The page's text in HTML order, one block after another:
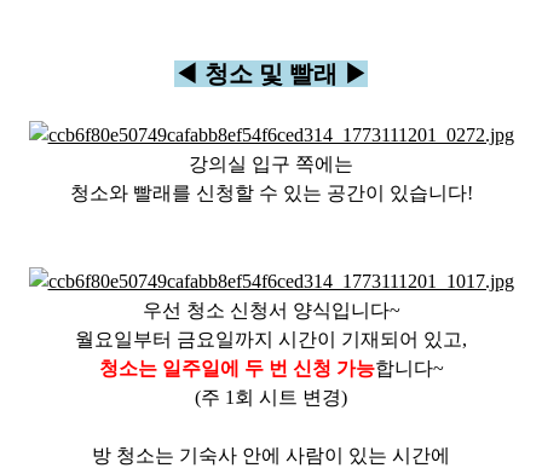
◀ 청소 및 빨래 ▶
강의실 입구 쪽에는
청소와 빨래를 신청할 수 있는 공간이 있습니다!
우선 청소 신청서 양식입니다~
월요일부터 금요일까지 시간이 기재되어 있고,
청소는 일주일에 두 번 신청 가능합니다~
(주 1회 시트 변경)
방 청소는 기숙사 안에 사람이 있는 시간에